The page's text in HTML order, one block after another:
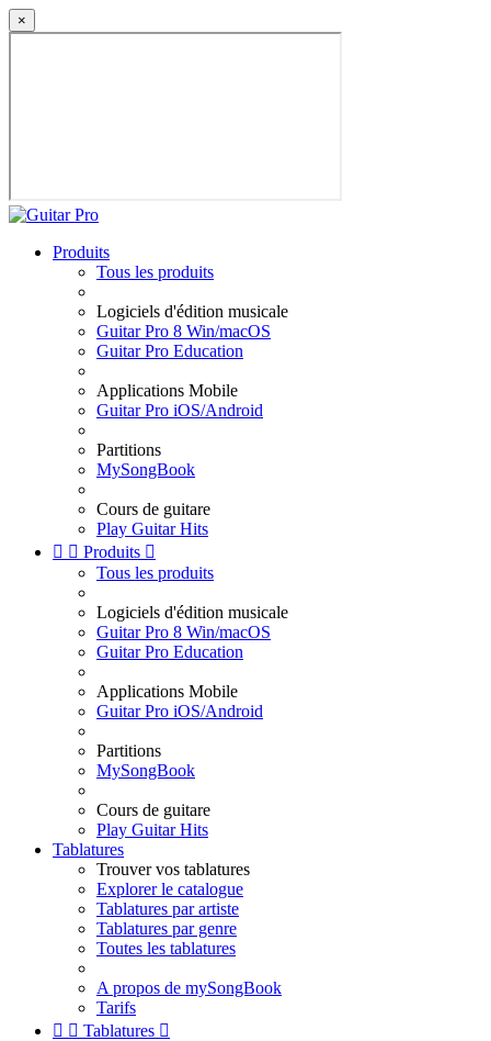
×
Produits
Tous les produits
Logiciels d'édition musicale
Guitar Pro 8 Win/macOS
Guitar Pro Education
Applications Mobile
Guitar Pro iOS/Android
Partitions
MySongBook
Cours de guitare
Play Guitar Hits
  Produits 
Tous les produits
Logiciels d'édition musicale
Guitar Pro 8 Win/macOS
Guitar Pro Education
Applications Mobile
Guitar Pro iOS/Android
Partitions
MySongBook
Cours de guitare
Play Guitar Hits
Tablatures
Trouver vos tablatures
Explorer le catalogue
Tablatures par artiste
Tablatures par genre
Toutes les tablatures
A propos de mySongBook
Tarifs
  Tablatures 